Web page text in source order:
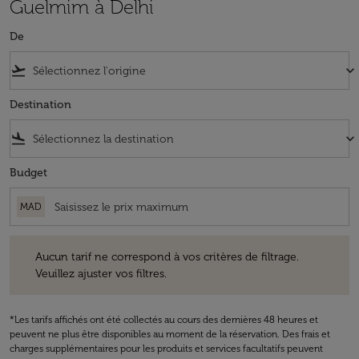
Guelmim à Delhi
De
flight_takeoff keyboard_arrow_down
Destination
flight_land keyboard_arrow_down
Budget
MAD
Aucun tarif ne correspond à vos critères de filtrage.
Veuillez ajuster vos filtres.
*Les tarifs affichés ont été collectés au cours des dernières 48 heures et
peuvent ne plus être disponibles au moment de la réservation. Des frais et
charges supplémentaires pour les produits et services facultatifs peuvent